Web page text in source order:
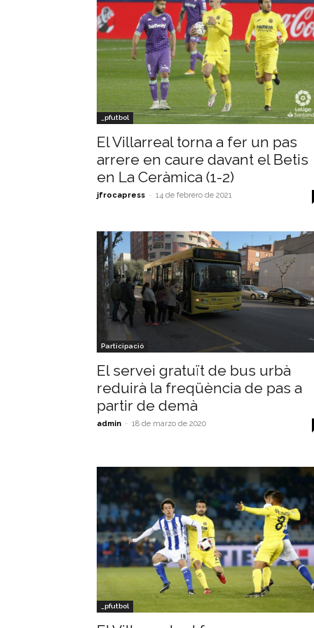
_pfutbol
El Villarreal torna a fer un pas
arrere en caure davant el Betis
en La Ceràmica (1-2)
jfrocapress - 14 de febrero de 2021
Participació
El servei gratuït de bus urbà
reduirà la freqüència de pas a
partir de demà
admin - 18 de marzo de 2020
_pfutbol